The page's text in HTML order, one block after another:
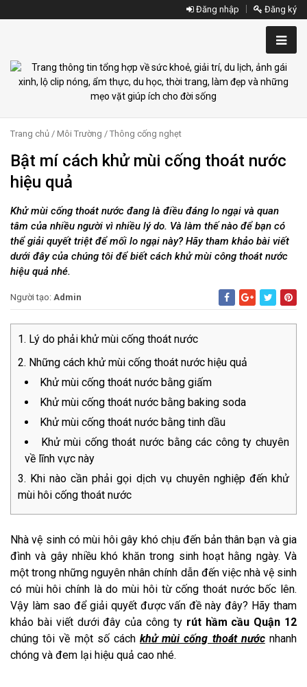
Đăng nhập Đăng ký
Trang chủ / Môi Trường / Thông cống nghẹt
Bật mí cách khử mùi cống thoát nước
hiệu quả
Khử mùi cống thoát nước đang là điều đáng lo ngại và quan
tâm của nhiều người vì nhiều lý do. Và làm thế nào để bạn có
thể giải quyết triệt để mối lo ngại này? Hãy tham khảo bài viết
dưới đây của chúng tôi để biết cách khử mùi công thoát nước
hiệu quả nhé.
Người tạo: Admin
Lý do phải khử mùi cống thoát nước
Những cách khử mùi cống thoát nước hiệu quả
Khử mùi cống thoát nước bằng giấm
Khử mùi cống thoát nước bằng baking soda
Khử mùi cống thoát nước bằng tinh dầu
Khử mùi cống thoát nước bằng các công ty chuyên
về lĩnh vực này
Khi nào cần phải gọi dịch vụ chuyên nghiệp đến khử
mùi hôi cống thoát nước
Nhà vệ sinh có mùi hôi gây khó chịu đến bản thân bạn và gia
đình và gây nhiều khó khăn trong sinh hoạt hằng ngày. Và
một trong những nguyên nhân chính dẫn đến việc nhà vệ sinh
có mùi hôi chính là do mùi hôi từ cống thoát nước bốc lên.
Vậy làm sao để giải quyết được vấn đề này đây? Hãy tham
khảo bài viết dưới đây của công ty rút hầm cầu Quận 12
chúng tôi về một số cáchkhử mùi cống thoát nướcnhanh
chóng và đem lại hiệu quả cao nhé.